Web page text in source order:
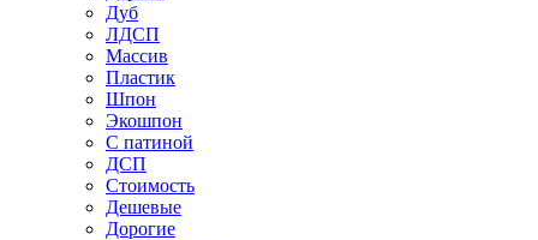
Дуб
ЛДСП
Массив
Пластик
Шпон
Экошпон
С патиной
ДСП
Стоимость
Дешевые
Дорогие